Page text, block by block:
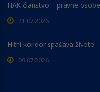
HAK članstvo – pravne osobe
21.07.2026
Hitni koridor spašava živote
09.07.2026